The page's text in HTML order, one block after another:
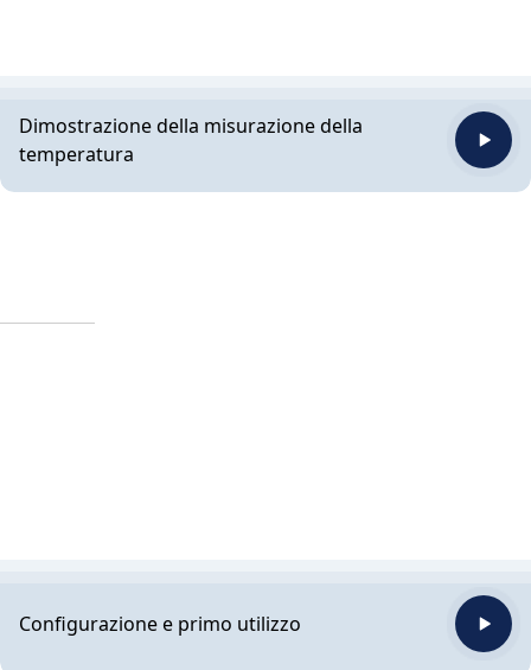
Dimostrazione della misurazione della
temperatura
Configurazione e primo utilizzo